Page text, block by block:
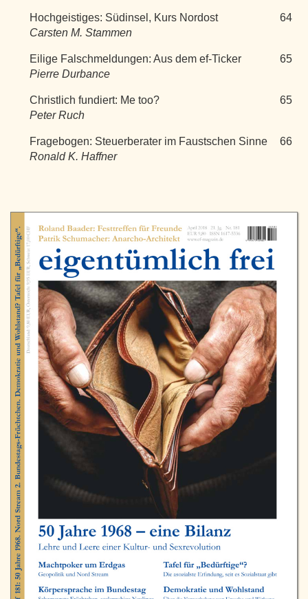
Hochgeistiges: Südinsel, Kurs Nordost
Carsten M. Stammen
64
Eilige Falschmeldungen: Aus dem ef-Ticker
Pierre Durbance
65
Christlich fundiert: Me too?
Peter Ruch
65
Fragebogen: Steuerberater im Faustschen Sinne
Ronald K. Haffner
66